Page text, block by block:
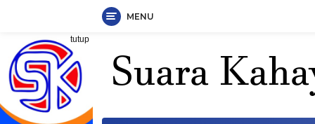
Langsung
konten
MENU
tutup